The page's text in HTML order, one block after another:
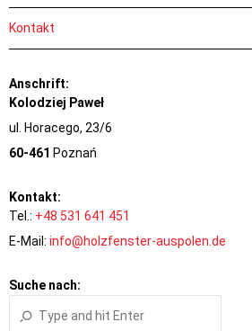
Kontakt
Anschrift:
Kolodziej Paweł
ul. Horacego, 23/6
60-461 Poznań
Kontakt:
Tel.: +48 531 641 451
E-Mail: info@holzfenster-auspolen.de
Suche nach: